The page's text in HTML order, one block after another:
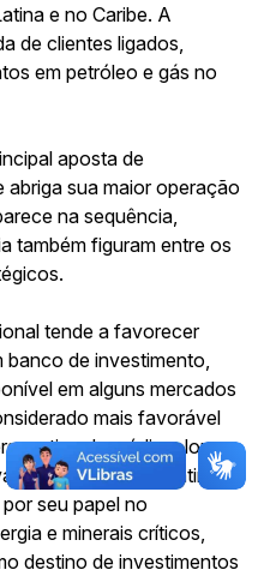
e no Caribe. A
de clientes ligados,
em petróleo e gás no
aposta de
abriga sua maior operação
na sequência,
também figuram entre os
tende a favorecer
banco de investimento,
em alguns mercados
mais favorável
de médio e longo
que a América Latina
seu papel no
e minerais críticos,
destino de investimentos